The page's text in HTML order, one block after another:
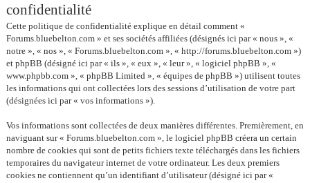
confidentialité
Cette politique de confidentialité explique en détail comment «
Forums.bluebelton.com » et ses sociétés affiliées (désignés ici par « nous », «
notre », « nos », « Forums.bluebelton.com », « http://forums.bluebelton.com »)
et phpBB (désigné ici par « ils », « eux », « leur », « logiciel phpBB », «
www.phpbb.com », « phpBB Limited », « équipes de phpBB ») utilisent toutes
les informations qui ont collectées lors des sessions d’utilisation de votre part
(désignées ici par « vos informations »).
Vos informations sont collectées de deux manières différentes. Premièrement, en
naviguant sur « Forums.bluebelton.com », le logiciel phpBB créera un certain
nombre de cookies qui sont de petits fichiers texte téléchargés dans les fichiers
temporaires du navigateur internet de votre ordinateur. Les deux premiers
cookies ne contiennent qu’un identifiant d’utilisateur (désigné ici par «